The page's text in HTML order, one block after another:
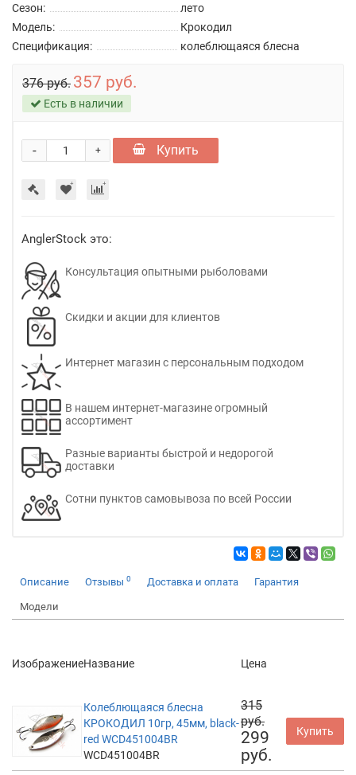
Сезон:
лето
Модель:
Крокодил
Спецификация:
колеблющаяся блесна
376 руб. 357 руб.
Есть в наличии
+
- Купить
AnglerStock это:
Консультация опытными рыболовами
Скидки и акции для клиентов
Интернет магазин с персональным подходом
В нашем интернет-магазине огромный
ассортимент
Разные варианты быстрой и недорогой
доставки
Сотни пунктов самовывоза по всей России
Описание Отзывы 0 Доставка и оплата Гарантия
Модели
ИзображениеНазвание Цена
Колеблющаяся блесна
КРОКОДИЛ 10гр, 45мм, black-
red WCD451004BR
WCD451004BR
315
руб.
299
руб.
Купить